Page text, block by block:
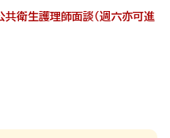
衛生護理師面談（週六亦可進